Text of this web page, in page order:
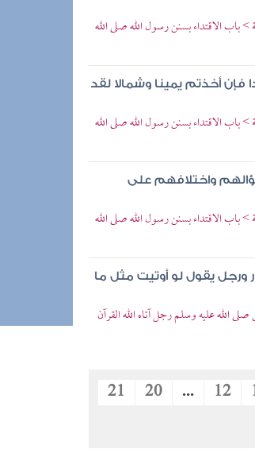
الاقتداء بسنن رسول الله صلى الله
أخذتم يمينا وشمالا لقد
الاقتداء بسنن رسول الله صلى الله
واختلافهم على
الاقتداء بسنن رسول الله صلى الله
ورجل يقول لو أوتيت مثل ما
عليه وسلم رجل آتاه الله القرآن
12
...
20
21